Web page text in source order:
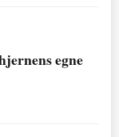
egne